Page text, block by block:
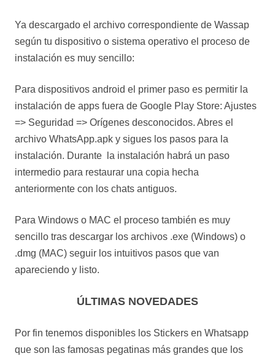
Ya descargado el archivo correspondiente de Wassap
según tu dispositivo o sistema operativo el proceso de
instalación es muy sencillo:
Para dispositivos android el primer paso es permitir la
instalación de apps fuera de Google Play Store: Ajustes
=> Seguridad => Orígenes desconocidos. Abres el
archivo WhatsApp.apk y sigues los pasos para la
instalación. Durante la instalación habrá un paso
intermedio para restaurar una copia hecha
anteriormente con los chats antiguos.
Para Windows o MAC el proceso también es muy
sencillo tras descargar los archivos .exe (Windows) o
.dmg (MAC) seguir los intuitivos pasos que van
apareciendo y listo.
ÚLTIMAS NOVEDADES
Por fin tenemos disponibles los Stickers en Whatsapp
que son las famosas pegatinas más grandes que los